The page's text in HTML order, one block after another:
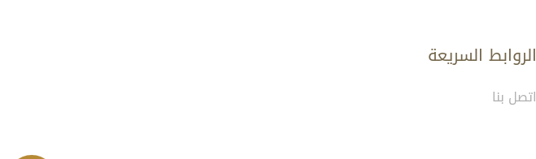
الروابط السريعة
اتصل بنا